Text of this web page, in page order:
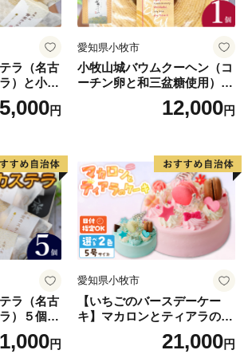
例に関する問い合わせ
さと納税ワンストップ受付センター
式会社）
ンストップ特例申請受付業務を外部委託
2837
lg.jp
問い合わせ
秘書政策課
ラ（名古
）と小牧
（コーチ
）のセッ
ムクーヘ
市 アンプ
円
愛知県小牧市
小牧山城バウムクーヘン（コ
ーチン卵と和三盆糖使用）
名古屋コーチン バームクー
ヘン 和三盆 小牧銘菓 バウム
12,000円
ラ（名古
）５個入
テラ ザ
牧市 アン
円
愛知県小牧市
【いちごのバースデーケー
キ】マカロンとティアラのケ
ーキ スイーツ 日時指定可 デ
ザート 洋菓子 お取り寄せ 愛
21,000円